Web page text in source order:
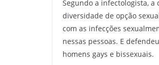
Segundo a infectologista,
diversidade de opção
com as infecções
nessas pessoas. E
homens gays e bissexuais.